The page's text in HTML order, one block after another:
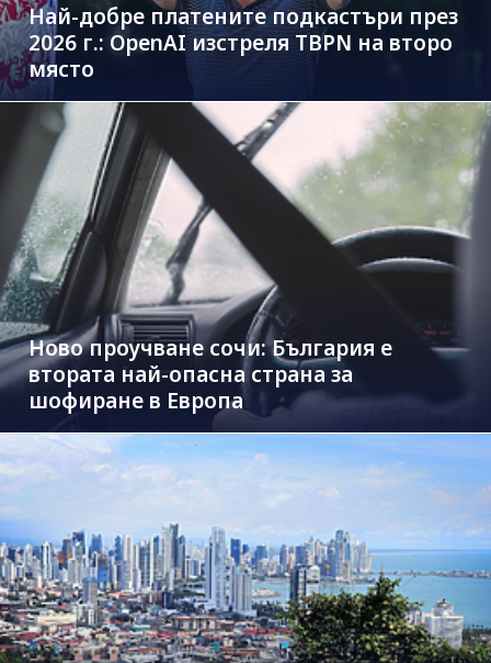
Най-добре платените подкастъри през
2026 г.: OpenAI изстреля TBPN на второ
място
Ново проучване сочи: България е
втората най-опасна страна за
шофиране в Европа